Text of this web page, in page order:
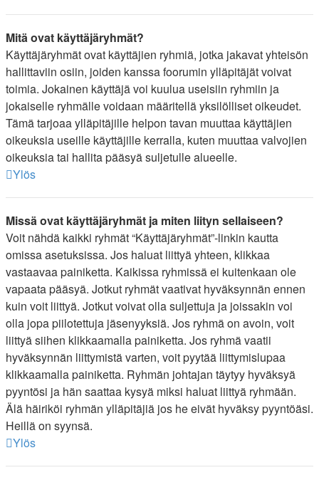
Mitä ovat käyttäjäryhmät?
Käyttäjäryhmät ovat käyttäjien ryhmiä, jotka jakavat yhteisön
hallittaviin osiin, joiden kanssa foorumin ylläpitäjät voivat
toimia. Jokainen käyttäjä voi kuulua useisiin ryhmiin ja
jokaiselle ryhmälle voidaan määritellä yksilölliset oikeudet.
Tämä tarjoaa ylläpitäjille helpon tavan muuttaa käyttäjien
oikeuksia useille käyttäjille kerralla, kuten muuttaa valvojien
oikeuksia tai hallita pääsyä suljetulle alueelle.
Ylös
Missä ovat käyttäjäryhmät ja miten liityn sellaiseen?
Voit nähdä kaikki ryhmät “Käyttäjäryhmät”-linkin kautta
omissa asetuksissa. Jos haluat liittyä yhteen, klikkaa
vastaavaa painiketta. Kaikissa ryhmissä ei kuitenkaan ole
vapaata pääsyä. Jotkut ryhmät vaativat hyväksynnän ennen
kuin voit liittyä. Jotkut voivat olla suljettuja ja joissakin voi
olla jopa piilotettuja jäsenyyksiä. Jos ryhmä on avoin, voit
liittyä siihen klikkaamalla painiketta. Jos ryhmä vaatii
hyväksynnän liittymistä varten, voit pyytää liittymislupaa
klikkaamalla painiketta. Ryhmän johtajan täytyy hyväksyä
pyyntösi ja hän saattaa kysyä miksi haluat liittyä ryhmään.
Älä häiriköi ryhmän ylläpitäjiä jos he eivät hyväksy pyyntöäsi.
Heillä on syynsä.
Ylös